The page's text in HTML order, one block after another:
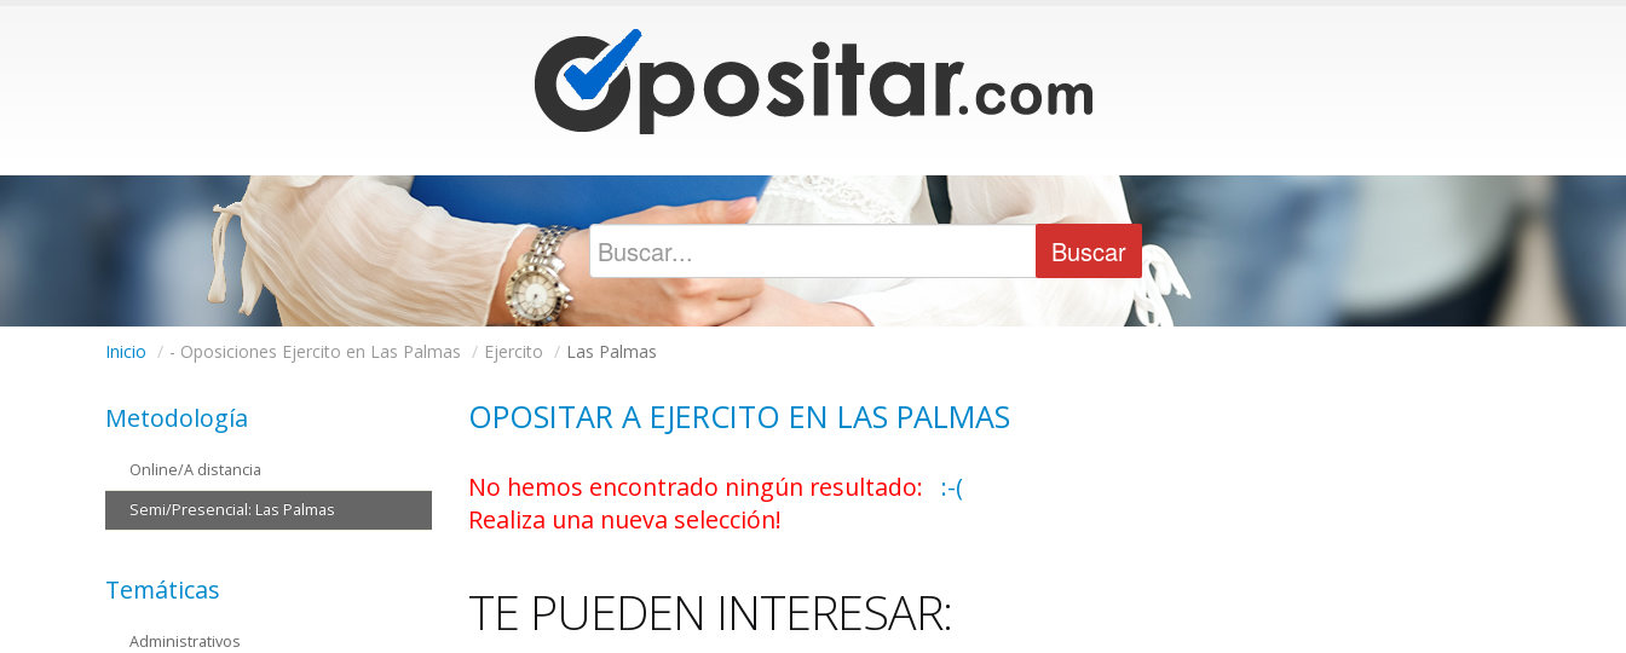
Inicio / - Oposiciones Ejercito en Las Palmas / Ejercito / Las Palmas
OPOSITAR A EJERCITO EN LAS PALMAS
No hemos encontrado ningún resultado: :-(
Realiza una nueva selección!
TE PUEDEN INTERESAR:
Metodología
Online/A distancia
Semi/Presencial: Las Palmas
Temáticas
Administrativos